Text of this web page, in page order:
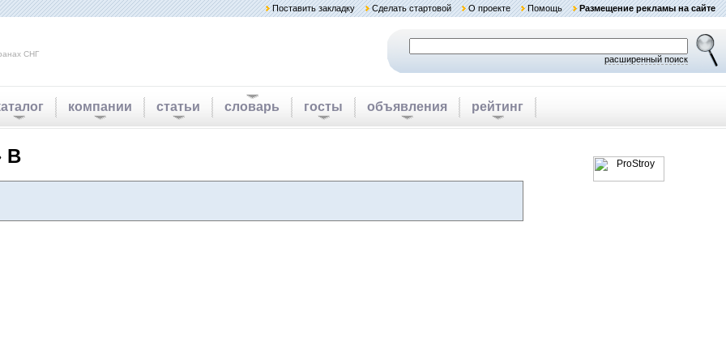
Поставить закладку Сделать стартовой О проекте Помощь Размещение рекламы на сайте
СНГ
расширенный поиск
компании статьи словарь госты объявления рейтинг
В